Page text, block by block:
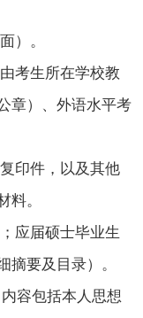
）。
考生所在学校教
章）、外语水平考
印件，以及其他
料。
应届硕士毕业生
摘要及目录）。
容包括本人思想